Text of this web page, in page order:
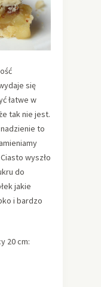
się
łatwe w
tak nie jest.
to
wyszło
do
jakie
i bardzo
20 cm: